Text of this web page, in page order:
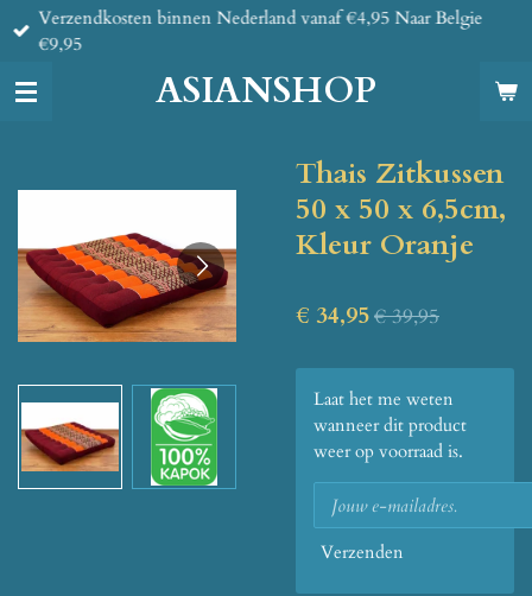
Ga
direct
de
ASIANSHOP
Verzendkosten binnen Nederland vanaf €4,95 Naar Belgie
€9,95
Thais Zitkussen
50 x 50 x 6,5cm,
Kleur Oranje
€ 34,95€ 39,95
Laat het me weten
wanneer dit product
weer op voorraad is.
Verzenden